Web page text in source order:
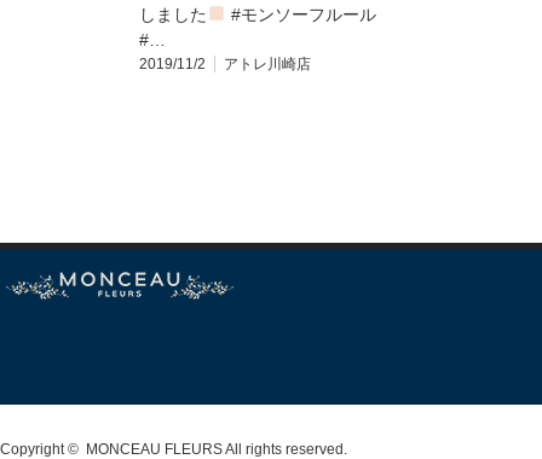
しました
#モンソーフルール
#…
2019/11/2 アトレ川崎店
Copyright © MONCEAU FLEURSAll rights reserved.